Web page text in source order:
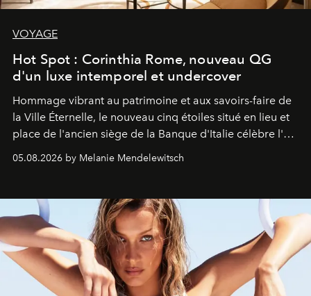
VOYAGE
Hot Spot : Corinthia Rome, nouveau QG
d'un luxe intemporel et undercover
Hommage vibrant au patrimoine et aux savoirs-faire de
la Ville Éternelle, le nouveau cinq étoiles situé en lieu et
place de l'ancien siège de la Banque d'Italie célèbre l'art
de vivre Romain dans toute son élégance intemporelle.
05.08.2026 by Melanie Mendelewitsch